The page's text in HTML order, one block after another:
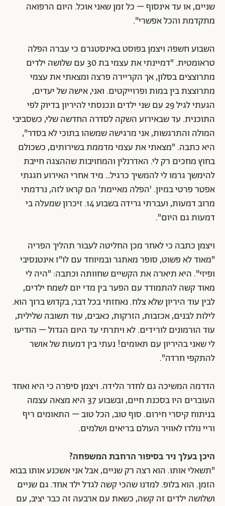
שניים, או עד אינסוף – כל זמן שאני אוכל. היום הרפואה
מתקדמת והכל אפשרי".
השבוע חשפה ויצמן בפוסט באינסטגרם כי עברה הפלה
טראומטית. "דמיינתי את עצמי בת 30 עם שלושה ילדים
מתרוצצים בסלון, אך הקריירה פרצה ומצאתי את עצמי
מתרוצצת בין במות ופרוייקטים. ואני, אישה של יעדים,
הגעתי לגיל 29 עם שני ילדים ונכנסתי להיריון בדיוק לפי
התוכנית. עד שבאירוע השקה לסדרה החדשה שלי, כשסביבי
המולה והתרגשות, אני מרגישה שמשהו בתוכי לא בסדר",
היא כתבה. "מצאתי את עצמי מדממת בשירותים, כשכולם
בחוץ מחכים רק לי. האדרנלין והמחויבות שההצגה חייבת
להימשך גרמו לי להמשיך כרגיל… מיד אחרי האירוע חגגתי
אפטר פרטי במיון. 'הפלה מאיימת' הם קראו לזה, נרדמתי
מרוב דמעות, ועברתי גרידה בשבוע 14. זיכרון שמעלה בי
דמעות גם היום".
ויצמן כתבה כי לאחר מכן החליטה לעבור תהליך הפריה
"מאוד לא פשוט, סופר מאתגר ובמיוחד עם לו"ז אינטנסיבי
ופיזי". היא תיארה את הקשיים שחוותה וכתבה: "היה לי
מאוד קשה להתמודד עם הפער בין מדי יום לשמח ילדים,
לבין עוד היריון שלא צלח. נאחזתי בכל דבר, בקדוש ברוך הוא.
לילות לבנים, אכזבות, הזרקות, כאבים, עוד תשובה שלילית,
עוד הורמונים לורידים. לא ויתרתי עד היום הגדול – הודיעו
לי שאני בהיריון עם תאומים! נעתי בין דמעות של אושר
להתקפי חרדה".
הדרמה המשיכה גם לחדר הלידה. ויצמן סיפרה כי היא ואחד
העוברים היו בסכנת חיים, ובשבוע 37 היא מצאה עצמה
בניתוח קיסרי חירום. סוף טוב, הכל טוב – התאומים ריף
וריי נולדו לאוויר העולם בריאים ושלמים.
היכן בעלך ניר בסיפור הרחבת המשפחה?
"תשאלי אותו. הוא רצה רק שניים, אבל אני אשכנע אותו בבוא
הזמן. הוא בלופ. למדנו שהכי קשה לגדל ילד אחד. גם שניים
ושלושה ילדים זה קשה, כשאת עם ארבעה זה כבר יציב, עם